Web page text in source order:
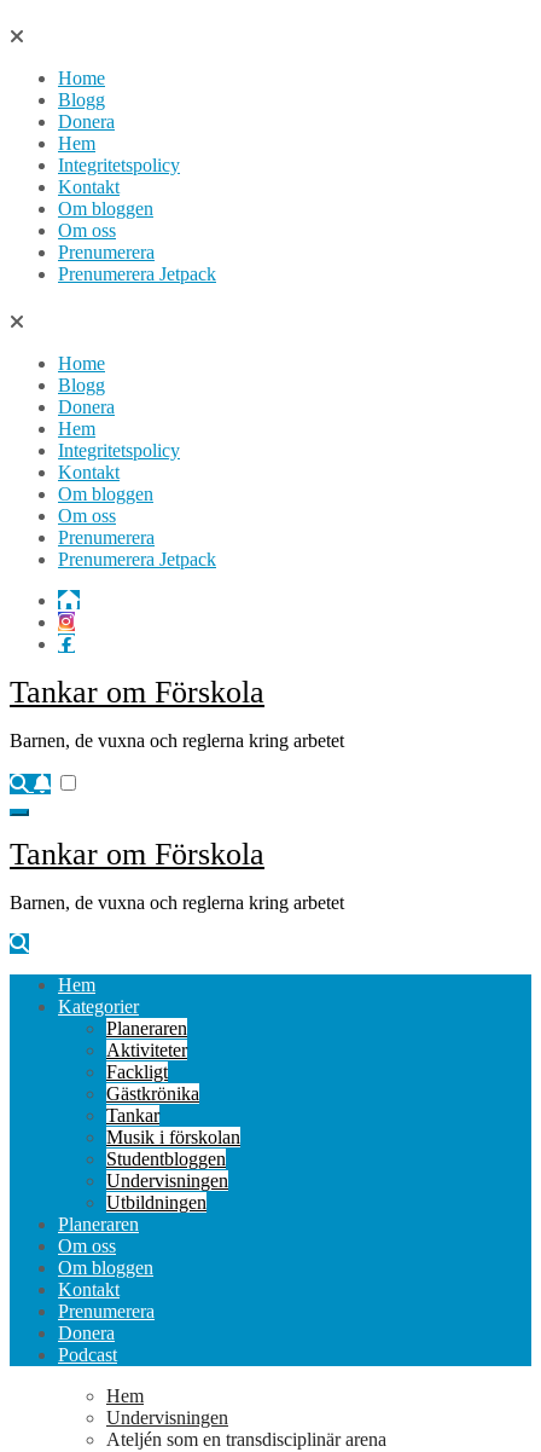
Hoppa
innehållHome
Blogg
Donera
Hem
Integritetspolicy
Kontakt
Om bloggen
Om oss
Prenumerera
Prenumerera Jetpack
Home
Blogg
Donera
Hem
Integritetspolicy
Kontakt
Om bloggen
Om oss
Prenumerera
Prenumerera Jetpack
Tankar om Förskola
Barnen, de vuxna och reglerna kring arbetet
Tankar om Förskola
Barnen, de vuxna och reglerna kring arbetet
Hem
Kategorier
Planeraren
Aktiviteter
Fackligt
Gästkrönika
Tankar
Musik i förskolan
Studentbloggen
Undervisningen
Utbildningen
Planeraren
Om oss
Om bloggen
Kontakt
Prenumerera
Donera
Podcast
Hem
Undervisningen
Ateljén som en transdisciplinär arena